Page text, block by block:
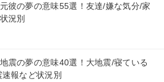
元彼の夢の意味55選！友達/嫌な気分/家
況別
地震の夢の意味40選！大地震/寝ている
報など状況別